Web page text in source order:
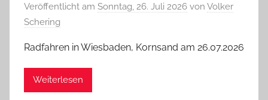
Veröffentlicht am Sonntag, 26. Juli 2026 von Volker
Schering
Radfahren in Wiesbaden, Kornsand am 26.07.2026
Weiterlesen